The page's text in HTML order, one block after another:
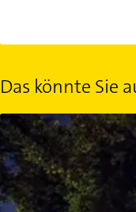
Das könnte Sie
Diebstahl beim